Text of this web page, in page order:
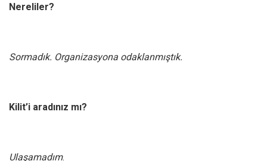
Nereliler?
Sormadık. Organizasyona odaklanmıştık.
Kilit’i aradınız mı?
Ulaşamadım.